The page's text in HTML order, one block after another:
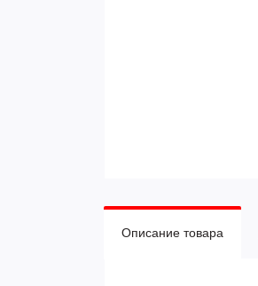
Описание товара